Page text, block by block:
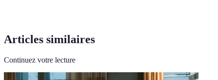
Articles similaires
Continuez votre lecture